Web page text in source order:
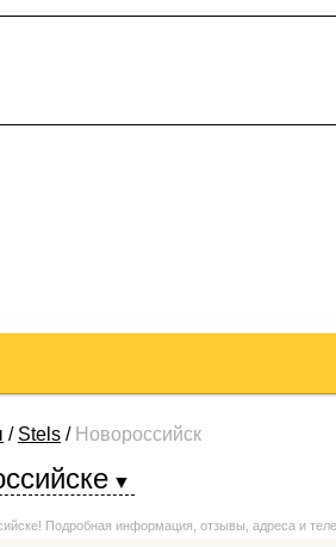
/ Stels / Новороссийск
Подробная информация, отзывы, адреса и